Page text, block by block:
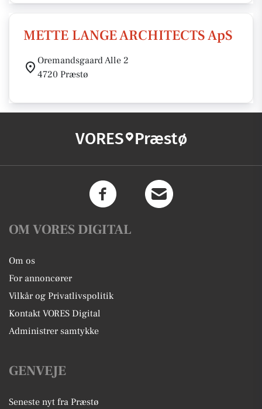
METTE LANGE ARCHITECTS ApS
Oremandsgaard Alle 2
4720 Præstø
VORES Præstø
OM VORES DIGITAL
Om os
For annoncører
Vilkår og Privatlivspolitik
Kontakt VORES Digital
Administrer samtykke
GENVEJE
Seneste nyt fra Præstø